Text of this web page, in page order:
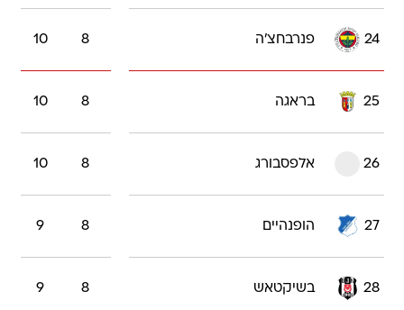
24 פנרבחצ'ה 8
10
25 בראגה 8
10
26 אלפסבורג 8
10
27 הופנהיים 8
9
28 בשיקטאש 8
9